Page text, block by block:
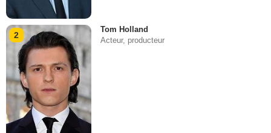
2
Tom Holland
Acteur, producteur